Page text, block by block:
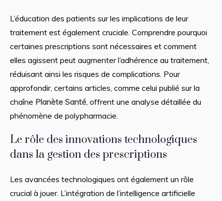
L’éducation des patients sur les implications de leur
traitement est également cruciale. Comprendre pourquoi
certaines prescriptions sont nécessaires et comment
elles agissent peut augmenter l’adhérence au traitement,
réduisant ainsi les risques de complications. Pour
approfondir, certains articles, comme celui publié sur la
chaîne Planète Santé , offrent une analyse détaillée du
phénomène de polypharmacie.
Le rôle des innovations technologiques
dans la gestion des prescriptions
Les avancées technologiques ont également un rôle
crucial à jouer. L’intégration de l’intelligence artificielle